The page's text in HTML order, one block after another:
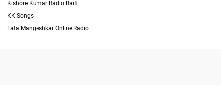
Kishore Kumar Radio Barfi
KK Songs
Lata Mangeshkar Online Radio